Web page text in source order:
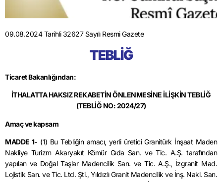
09.08.2024 Tarihli 32627 Sayılı Resmi Gazete
TEBLİĞ
Ticaret Bakanlığından:
İTHALATTA HAKSIZ REKABETİN ÖNLENMESİNE İLİŞKİN TEBLİĞ
(TEBLİĞ NO: 2024/27)
Amaç ve kapsam
MADDE 1- (1) Bu Tebliğin amacı, yerli üreticiGranitürk İnşaat Maden
Nakliye Turizm Akaryakıt Kömür Gıda San.veTic. A.Ş. tarafından
yapılan ve Doğal Taşlar Madencilik San. ve Tic. A.Ş., İzgranit Mad.
Lojistik San. ve Tic. Ltd. Şti., Yıldızlı Granit Madencilik ve İnş. Nakl. San.